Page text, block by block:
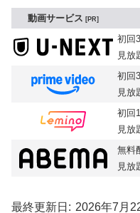
動画サービス PR
初回
見放
初回
見放
初回
見放
無料
見放
最終更新日 2026年7月